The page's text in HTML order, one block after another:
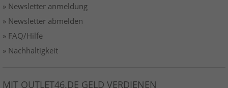
» Newsletter anmeldung
» Newsletter abmelden
» FAQ/Hilfe
» Nachhaltigkeit
MIT OUTLET46.DE GELD VERDIENEN